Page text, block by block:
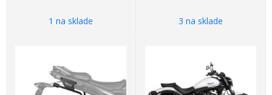
1 na sklade 3 na sklade